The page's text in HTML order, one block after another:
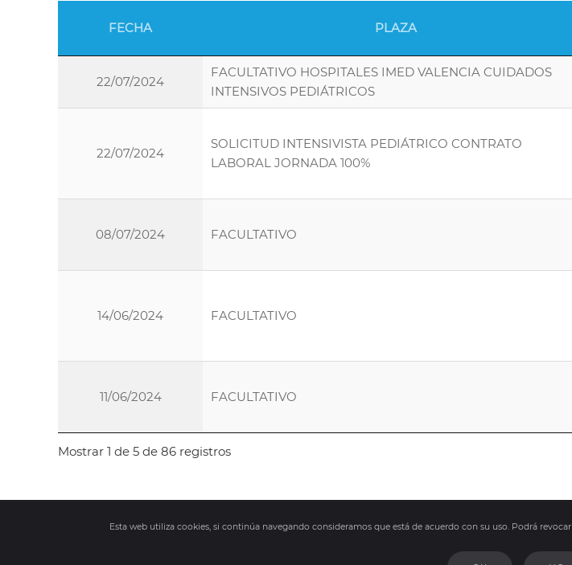
FECHA PLAZA
22/07/2024
FACULTATIVO HOSPITALES IMED VALENCIA CUIDADOS
INTENSIVOS PEDIÁTRICOS
22/07/2024
SOLICITUD INTENSIVISTA PEDIÁTRICO CONTRATO
LABORAL JORNADA 100%
08/07/2024 FACULTATIVO
14/06/2024 FACULTATIVO
11/06/2024 FACULTATIVO
Mostrar 1 de 5 de 86 registros
Esta web utiliza cookies, si continúa navegando consideramos que está de acuerdo con su uso. Podrá